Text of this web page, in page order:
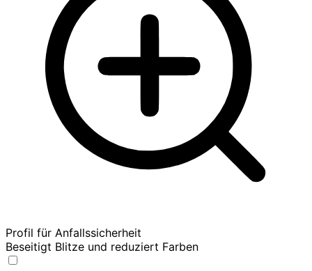
Profil für Anfallssicherheit
Beseitigt Blitze und reduziert Farben